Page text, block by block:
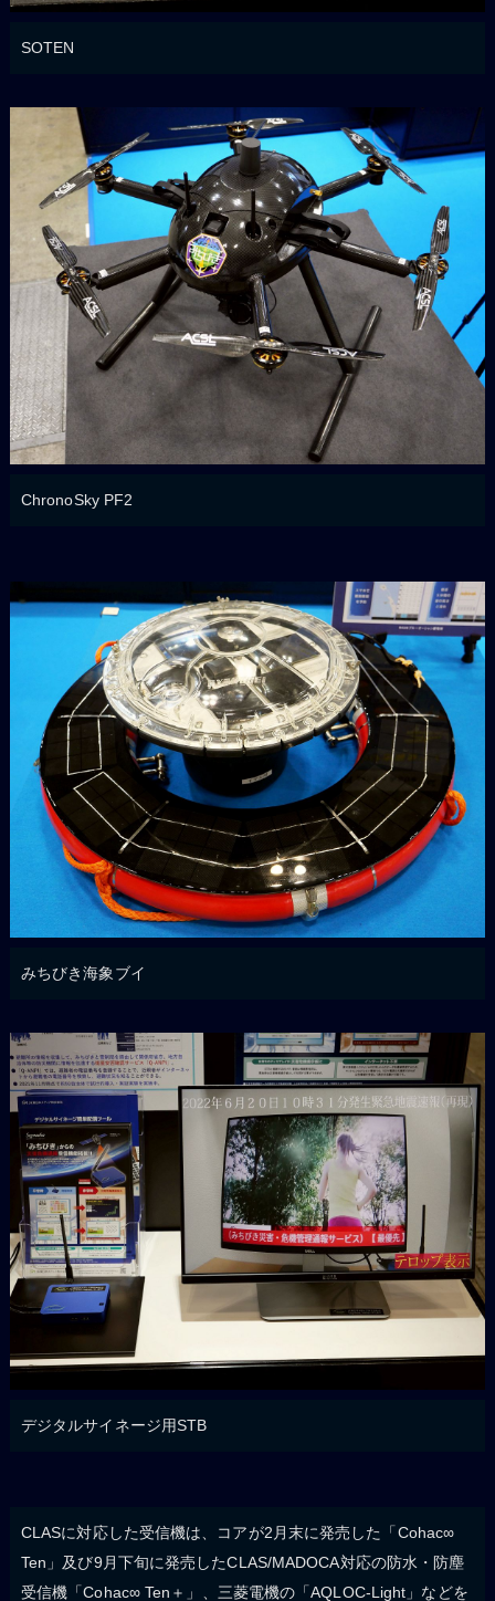
SOTEN
ChronoSky PF2
みちびき海象ブイ
デジタルサイネージ用STB
CLASに対応した受信機は、コアが2月末に発売した「Cohac∞
Ten」及び9月下旬に発売したCLAS/MADOCA対応の防水・防塵
受信機「Cohac∞ Ten＋」、三菱電機の「AQLOC-Light」などを